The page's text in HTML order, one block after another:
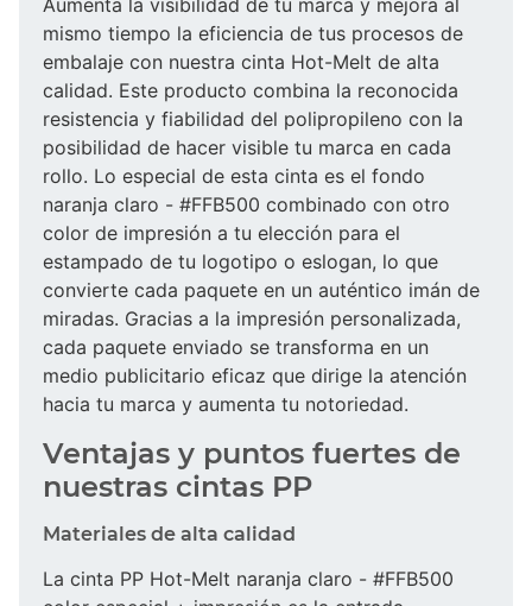
mismo tiempo la eficiencia de tus procesos de
embalaje con nuestra cinta Hot-Melt de alta
calidad. Este producto combina la reconocida
resistencia y fiabilidad del polipropileno con la
posibilidad de hacer visible tu marca en cada
rollo. Lo especial de esta cinta es el fondo
naranja claro - #FFB500 combinado con otro
color de impresión a tu elección para el
estampado de tu logotipo o eslogan, lo que
convierte cada paquete en un auténtico imán de
miradas. Gracias a la impresión personalizada,
cada paquete enviado se transforma en un
medio publicitario eficaz que dirige la atención
hacia tu marca y aumenta tu notoriedad.
Ventajas y puntos fuertes de
nuestras cintas PP
Materiales de alta calidad
La cinta PP Hot-Melt naranja claro - #FFB500